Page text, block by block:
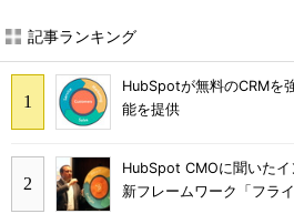
記事ランキング
HubSpotが無料のCRMを
能を提供
HubSpot CMOに聞いた
新フレームワーク「フラ